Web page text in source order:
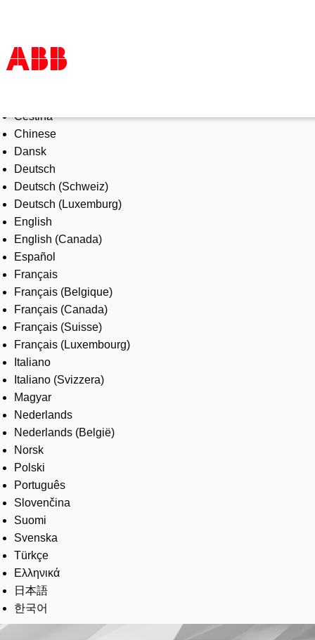
Products & Solutions
Industries
Services
About us
Where to buy
Contact us
Careers
Čeština
Chinese
Dansk
Deutsch
Deutsch (Schweiz)
Deutsch (Luxemburg)
English
English (Canada)
Español
Français
Français (Belgique)
Français (Canada)
Français (Suisse)
Français (Luxembourg)
Italiano
Italiano (Svizzera)
Magyar
Nederlands
Nederlands (België)
Norsk
Polski
Português
Slovenčina
Suomi
Svenska
Türkçe
Ελληνικά
日本語
한국어